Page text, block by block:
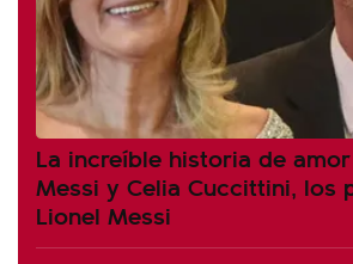
La increíble historia de
Messi y Celia Cuccittini, los
Lionel Messi